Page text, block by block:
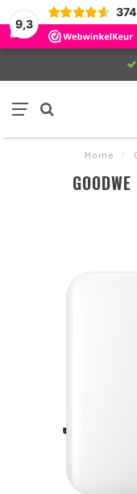
9,3
374
Home /